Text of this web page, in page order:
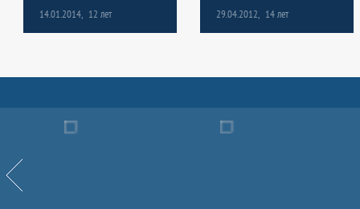
14.01.2014, 12 лет 29.04.2012, 14 лет
29.04.2012, 14.01.2014,
Назад
Партнёры